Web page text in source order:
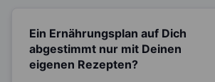
Ein Ernährungsplan auf Dich
abgestimmt nur mit Deinen
eigenen Rezepten?